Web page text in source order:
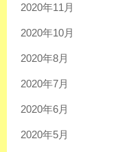
2020年11月
2020年10月
2020年8月
2020年7月
2020年6月
2020年5月